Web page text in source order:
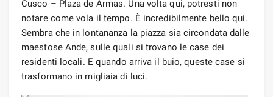
Cusco – Plaza de Armas. Una volta qui, potresti non
notare come vola il tempo. È incredibilmente bello qui.
Sembra che in lontananza la piazza sia circondata dalle
maestose Ande, sulle quali si trovano le case dei
residenti locali. E quando arriva il buio, queste case si
trasformano in migliaia di luci.